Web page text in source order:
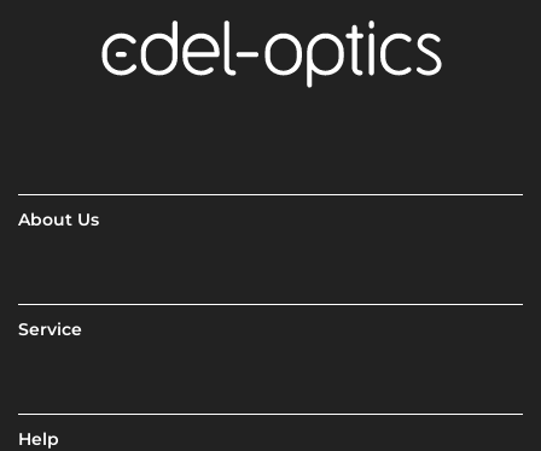
About Us
Service
Help